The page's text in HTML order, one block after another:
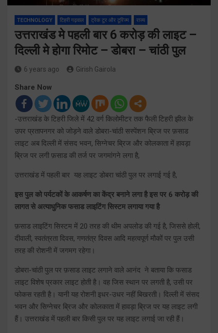
TECHNOLOGY टिहरी गढ़वाल ट्रेक टूर और टूरिज्म राज्य
उत्तराखंड मे पहली बार 6 करोड़ की लाइट –
दिल्ली मे होगा रिमोट – डोबरा – चांठी पुल
6 years ago Girish Gairola
Share Now
-उत्तराखंड के टिहरी जिले में 42 वर्ग किलोमीटर तक फैली टिहरी झील के
उपर प्रतापनगर को जोड़ने वाले डोबरा-चांठी सस्पेंशन ब्रिज पर फ़साड
लाइट अब दिल्ली में संसद भवन, सिग्नेचर ब्रिज और कोलकाता में हावड़ा
ब्रिज पर लगी फ़साड की तर्ज पर जगमांगने लगा है,
उत्तराखंड में पहली बार यह लाइट डोबरा चांठी पुल पर लगाई गई है,
इस पुल को पर्यटकों के आकर्षण का केंद्र बनाने लगा है इस पर 6 करोड़ की
लागत से अत्याधुनिक फसाड लाइटिंग सिस्टम लगाया गया है
फ़साड लाइटिंग सिस्टम में 20 तरह की थीम अपलोड की गई है, जिससे होली,
दीवाली, स्वतंत्रता दिवस, गणतंत्र दिवस आदि महत्वपूर्ण मौकों पर पुल उसी
तरह की रोशनी में जगमग रहेगा।
डोबरा-चांठी पुल पर फ़साड लाइट लगाने वाले आनंद ने बताया कि फसाड
लाइट विशेष प्रकार लाइट होती है। वह जिस स्थान पर लगती है, उसी पर
फोकस रहती है। यानी यह रोशनी इधर-उधर नहीं बिखरती। दिल्ली में संसद
भवन और सिग्नेचर ब्रिज और कोलकाता में हावड़ा ब्रिज पर यह लाइट लगी
हैं। उत्तराखंड में पहली बार किसी पुल पर यह लाइट लगाई जा रही हैं।